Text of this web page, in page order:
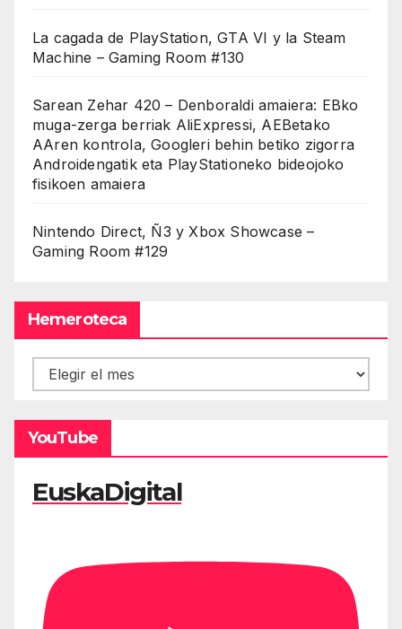
La cagada de PlayStation, GTA VI y la Steam
Machine – Gaming Room #130
Sarean Zehar 420 – Denboraldi amaiera: EBko
muga-zerga berriak AliExpressi, AEBetako
AAren kontrola, Googleri behin betiko zigorra
Androidengatik eta PlayStationeko bideojoko
fisikoen amaiera
Nintendo Direct, Ñ3 y Xbox Showcase –
Gaming Room #129
Hemeroteca
Hemeroteca
YouTube
EuskaDigital